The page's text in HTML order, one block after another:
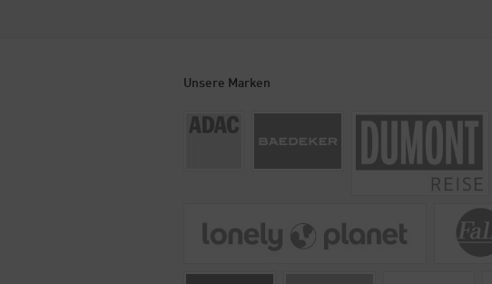
Unsere Marken